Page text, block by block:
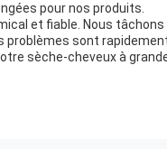
pour nos produits.
et fiable. Nous
sont
sèche-cheveux à